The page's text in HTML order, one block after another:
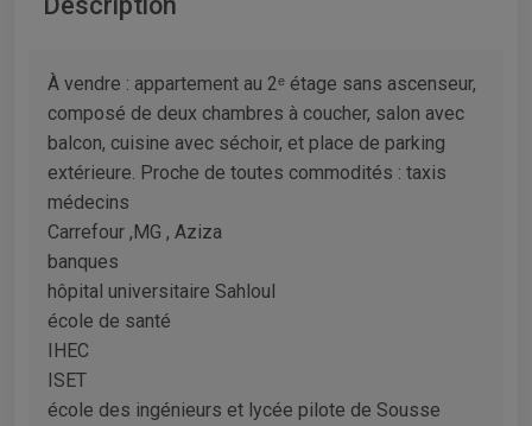
À vendre : appartement au 2ᵉ étage sans ascenseur,
composé de deux chambres à coucher, salon avec
balcon, cuisine avec séchoir, et place de parking
extérieure. Proche de toutes commodités : taxis
médecins
Carrefour ,MG , Aziza
banques
hôpital universitaire Sahloul
école de santé
IHEC
ISET
école des ingénieurs et lycée pilote de Sousse